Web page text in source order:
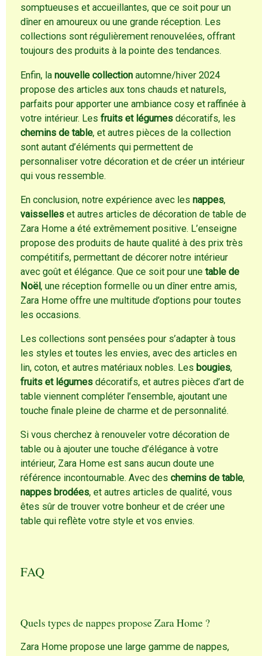
somptueuses et accueillantes, que ce soit pour un
dîner en amoureux ou une grande réception. Les
collections sont régulièrement renouvelées, offrant
toujours des produits à la pointe des tendances.
Enfin, lanouvelle collection automne/hiver 2024
propose des articles aux tons chauds et naturels,
parfaits pour apporter une ambiance cosy et raffinée à
votre intérieur. Lesfruits et légumes décoratifs, les
chemins de table, et autres pièces de la collection
sont autant d’éléments qui permettent de
personnaliser votre décoration et de créer un intérieur
qui vous ressemble.
En conclusion, notre expérience avec lesnappes,
vaisselles et autres articles de décoration de table de
Zara Home a été extrêmement positive. L’enseigne
propose des produits de haute qualité à des prix très
compétitifs, permettant de décorer notre intérieur
avec goût et élégance. Que ce soit pour unetable de
Noël, une réception formelle ou un dîner entre amis,
Zara Home offre une multitude d’options pour toutes
les occasions.
Les collections sont pensées pour s’adapter à tous
les styles et toutes les envies, avec des articles en
lin, coton, et autres matériaux nobles. Lesbougies,
fruits et légumes décoratifs, et autres pièces d’art de
table viennent compléter l’ensemble, ajoutant une
touche finale pleine de charme et de personnalité.
Si vous cherchez à renouveler votre décoration de
table ou à ajouter une touche d’élégance à votre
intérieur, Zara Home est sans aucun doute une
référence incontournable. Avec deschemins de table,
nappes brodées, et autres articles de qualité, vous
êtes sûr de trouver votre bonheur et de créer une
table qui reflète votre style et vos envies.
FAQ
Quels types de nappes propose Zara Home ?
Zara Home propose une large gamme de nappes,